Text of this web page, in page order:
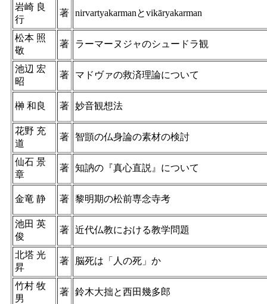
岩崎 良
行
著 nirvartyakarmanとvikāryakarman
松本 照
敬
著 ラーマーヌジャのシュードラ観
池辺 宏
昭
著 マドヴァの救済理論について
榊 和良 著 妙音観想法
花野 充
道
著 智顗の仏身論の素材の検討
仙石 景
章
著 知訥の『真心直説』について
金竜 静 著 黎明期の松前専念寺考
池田 英
俊
著 近代仏教における教学問題
北塔 光
昇
著 脳死は「人の死」か
竹村 牧
男
著 鈴木大拙と西田幾多郎